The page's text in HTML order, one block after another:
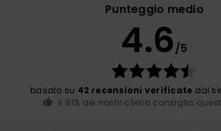
Punteggio medio
4.6/5
basato su 42 recensioni verificate dal
Il 81% dei nostri clienti consiglia